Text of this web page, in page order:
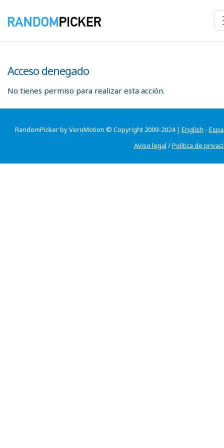
Acceso denegado
No tienes permiso para realizar esta acción.
RandomPicker by VeroMotion © Copyright 2009-2024 | English -
Aviso legal /Política de